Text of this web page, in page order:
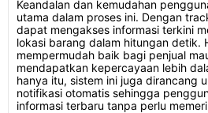
Keandalan dan kemudahan
utama dalam proses ini. Dengan
dapat mengakses informasi terkini
lokasi barang dalam hitungan detik.
mempermudah baik bagi penjual
mendapatkan kepercayaan lebih
hanya itu, sistem ini juga dirancang
notifikasi otomatis sehingga
informasi terbaru tanpa perlu